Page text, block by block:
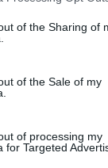
of the Sharing of
of the Sale of my
of processing my
for Targeted
laiko
jis yra neteisus